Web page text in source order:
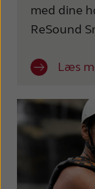
med dine
ReSound
Læs